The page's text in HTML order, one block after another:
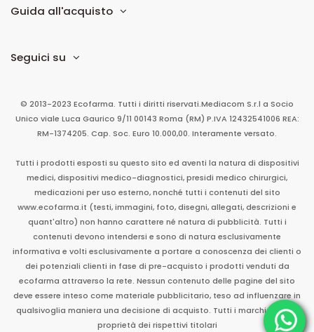
Guida all'acquisto
Seguici su
© 2013-2023 Ecofarma. Tutti i diritti riservati.Mediacom S.r.l a Socio
Unico viale Luca Gaurico 9/11 00143 Roma (RM) P.IVA 12432541006 REA:
RM-1374205. Cap. Soc. Euro 10.000,00. Interamente versato.
Tutti i prodotti esposti su questo sito ed aventi la natura di dispositivi
medici, dispositivi medico-diagnostici, presidi medico chirurgici,
medicazioni per uso esterno, nonché tutti i contenuti del sito
www.ecofarma.it (testi, immagini, foto, disegni, allegati, descrizioni e
quant'altro) non hanno carattere né natura di pubblicità. Tutti i
contenuti devono intendersi e sono di natura esclusivamente
informativa e volti esclusivamente a portare a conoscenza dei clienti o
dei potenziali clienti in fase di pre-acquisto i prodotti venduti da
ecofarma attraverso la rete. Nessun contenuto delle pagine del sito
deve essere inteso come materiale pubblicitario, teso ad influenzare in
qualsivoglia maniera una decisione di acquisto. Tutti i marchi sono di
proprietà dei rispettivi titolari